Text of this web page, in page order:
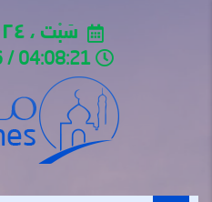
سَبْت ، ٢٤ صَفَر ١٤٤٨